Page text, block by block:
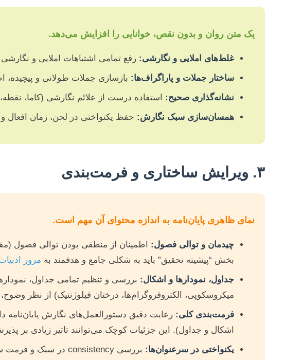
یک متن روان و بدون نقص، خوانایی را افزایش می‌دهد.
غلط‌های املایی و نگارشی: رفع تمامی اشتباهات املایی و
ساختار جملات و پاراگراف‌ها: بازسازی جملات طولانی و پیچیده،
نشانه‌گذاری صحیح: استفاده درست از علائم نگارشی (کاما،
همسان‌سازی سبک نگارش: حفظ یکنواختی در لحن، زمان افعال
۳. ویرایش ساختاری و فرمت‌بندی
نمای ظاهری پایان‌نامه به اندازه محتوای آن مهم است.
چیدمان و توالی فصول: اطمینان از منطقی بودن توالی فصول
بخش “پیشینه تحقیق” باید به شکلی جامع و هدفمند به مرور
جداول، نمودارها و اشکال: بررسی و تنظیم تمامی جداول،
میکروسکوپی، الکتروفروگرام‌ها، درختان فیلوژنتیک) از نظر
فرمت‌بندی کلی: رعایت دقیق دستورالعمل‌های نگارش
اشکال و جداول). این جزئیات کوچک می‌توانند تاثیر زیادی بر
یکنواختی در سرعنوان‌ها: بررسی consistency در سبک و فرمت سرعنوان‌های H2، H3 و غیره.